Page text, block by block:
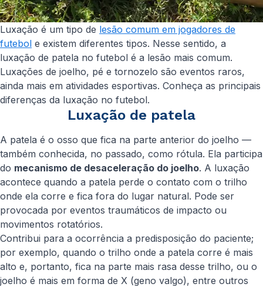
Luxação é um tipo de lesão comum em jogadores de
futebol e existem diferentes tipos. Nesse sentido, a
luxação de patela no futebol é a lesão mais comum.
Luxações de joelho, pé e tornozelo são eventos raros,
ainda mais em atividades esportivas. Conheça as principais
diferenças da luxação no futebol.
Luxação de patela
A patela é o osso que fica na parte anterior do joelho —
também conhecida, no passado, como rótula. Ela participa
do mecanismo de desaceleração do joelho. A luxação
acontece quando a patela perde o contato com o trilho
onde ela corre e fica fora do lugar natural. Pode ser
provocada por eventos traumáticos de impacto ou
movimentos rotatórios.
Contribui para a ocorrência a predisposição do paciente;
por exemplo, quando o trilho onde a patela corre é mais
alto e, portanto, fica na parte mais rasa desse trilho, ou o
joelho é mais em forma de X (geno valgo), entre outros